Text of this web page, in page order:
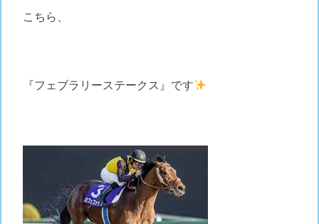
こちら、
『フェブラリーステークス』です